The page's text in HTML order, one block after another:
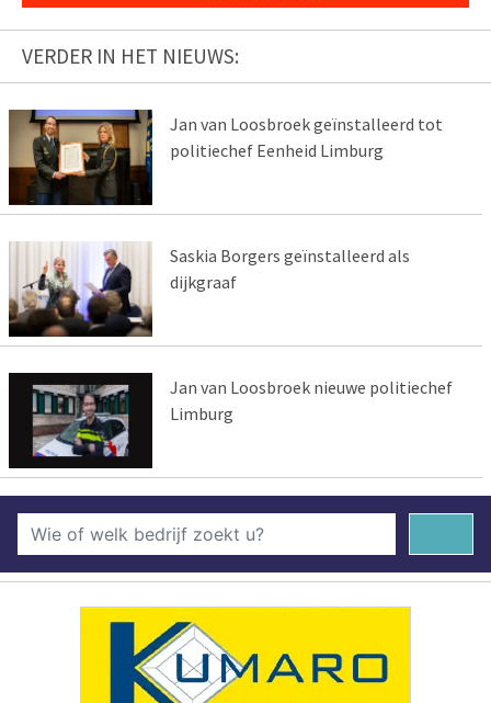
VERDER IN HET NIEUWS:
Jan van Loosbroek geïnstalleerd tot
politiechef Eenheid Limburg
Saskia Borgers geïnstalleerd als
dijkgraaf
Jan van Loosbroek nieuwe politiechef
Limburg